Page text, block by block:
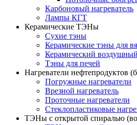
Карбоновый нагреватель
Лампы КГТ
Керамические ТЭНы
Сухие тэны
Керамические тэны для
Керамический
Тэны для печей
Нагреватели нефтепродуктов
Погружные нагреватели
Врезной нагреватель
Проточные нагреватели
Стеклопластиковые
ТЭНы с открытой спиралью